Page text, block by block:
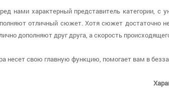
нами характерный представитель категории, с
отличный сюжет. Хотя сюжет достаточно
дополняют друг друга, а скорость
несет свою главную функцию, помогает вам в